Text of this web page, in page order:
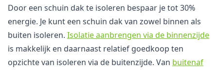
Door een schuin dak te isoleren bespaar je tot 30%
energie. Je kunt een schuin dak van zowel binnen als
buiten isoleren. Isolatie aanbrengen via de binnenzijde
is makkelijk en daarnaast relatief goedkoop ten
opzichte van isoleren via de buitenzijde. Van buitenaf